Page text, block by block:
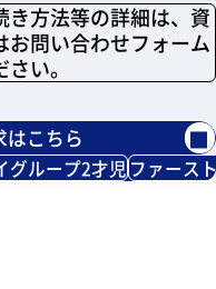
き方法等の詳細は、資
お問い合わせフォーム
い。
はこちら
グループ2才児ファース